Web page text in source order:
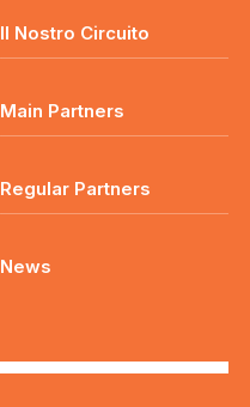
Il Nostro Circuito
Main Partners
Regular Partners
News